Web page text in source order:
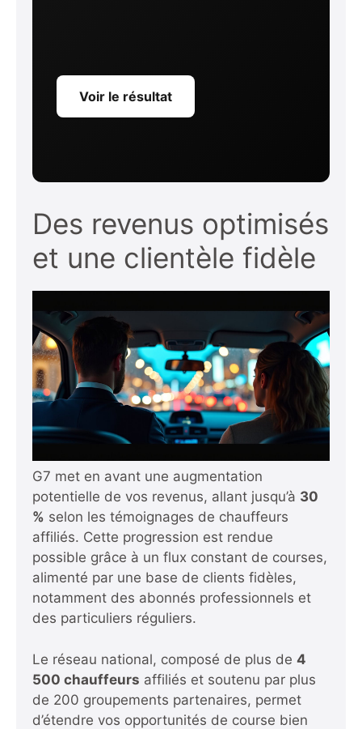
Voir le résultat
Des revenus optimisés
et une clientèle fidèle
G7 met en avant une augmentation
potentielle de vos revenus, allant jusqu’à 30
% selon les témoignages de chauffeurs
affiliés. Cette progression est rendue
possible grâce à un flux constant de courses,
alimenté par une base de clients fidèles,
notamment des abonnés professionnels et
des particuliers réguliers.
Le réseau national, composé de plus de 4
500 chauffeurs affiliés et soutenu par plus
de 200 groupements partenaires, permet
d’étendre vos opportunités de course bien